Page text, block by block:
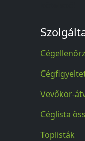
Vevőkör-
Céglista
Toplisták